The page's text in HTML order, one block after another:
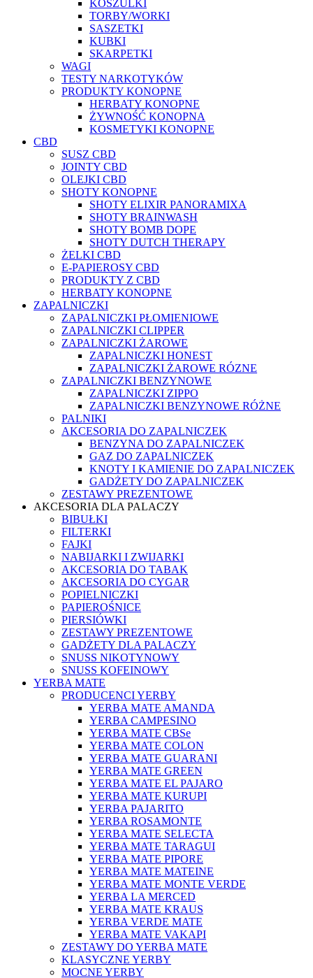
KOSZULKI
TORBY/WORKI
SASZETKI
KUBKI
SKARPETKI
WAGI
TESTY NARKOTYKÓW
PRODUKTY KONOPNE
HERBATY KONOPNE
ŻYWNOŚĆ KONOPNA
KOSMETYKI KONOPNE
CBD
SUSZ CBD
JOINTY CBD
OLEJKI CBD
SHOTY KONOPNE
SHOTY ELIXIR PANORAMIXA
SHOTY BRAINWASH
SHOTY BOMB DOPE
SHOTY DUTCH THERAPY
ŻELKI CBD
E-PAPIEROSY CBD
PRODUKTY Z CBD
HERBATY KONOPNE
ZAPALNICZKI
ZAPALNICZKI PŁOMIENIOWE
ZAPALNICZKI CLIPPER
ZAPALNICZKI ŻAROWE
ZAPALNICZKI HONEST
ZAPALNICZKI ŻAROWE RÓZNE
ZAPALNICZKI BENZYNOWE
ZAPALNICZKI ZIPPO
ZAPALNICZKI BENZYNOWE RÓŻNE
PALNIKI
AKCESORIA DO ZAPALNICZEK
BENZYNA DO ZAPALNICZEK
GAZ DO ZAPALNICZEK
KNOTY I KAMIENIE DO ZAPALNICZEK
GADŻETY DO ZAPALNICZEK
ZESTAWY PREZENTOWE
AKCESORIA DLA PALACZY
BIBUŁKI
FILTERKI
FAJKI
NABIJARKI I ZWIJARKI
AKCESORIA DO TABAK
AKCESORIA DO CYGAR
POPIELNICZKI
PAPIEROŚNICE
PIERSIÓWKI
ZESTAWY PREZENTOWE
GADŻETY DLA PALACZY
SNUSS NIKOTYNOWY
SNUSS KOFEINOWY
YERBA MATE
PRODUCENCI YERBY
YERBA MATE AMANDA
YERBA CAMPESINO
YERBA MATE CBSe
YERBA MATE COLON
YERBA MATE GUARANI
YERBA MATE GREEN
YERBA MATE EL PAJARO
YERBA MATE KURUPI
YERBA PAJARITO
YERBA ROSAMONTE
YERBA MATE SELECTA
YERBA MATE TARAGUI
YERBA MATE PIPORE
YERBA MATE MATEINE
YERBA MATE MONTE VERDE
YERBA LA MERCED
YERBA MATE KRAUS
YERBA VERDE MATE
YERBA MATE VAKAPI
ZESTAWY DO YERBA MATE
KLASYCZNE YERBY
MOCNE YERBY